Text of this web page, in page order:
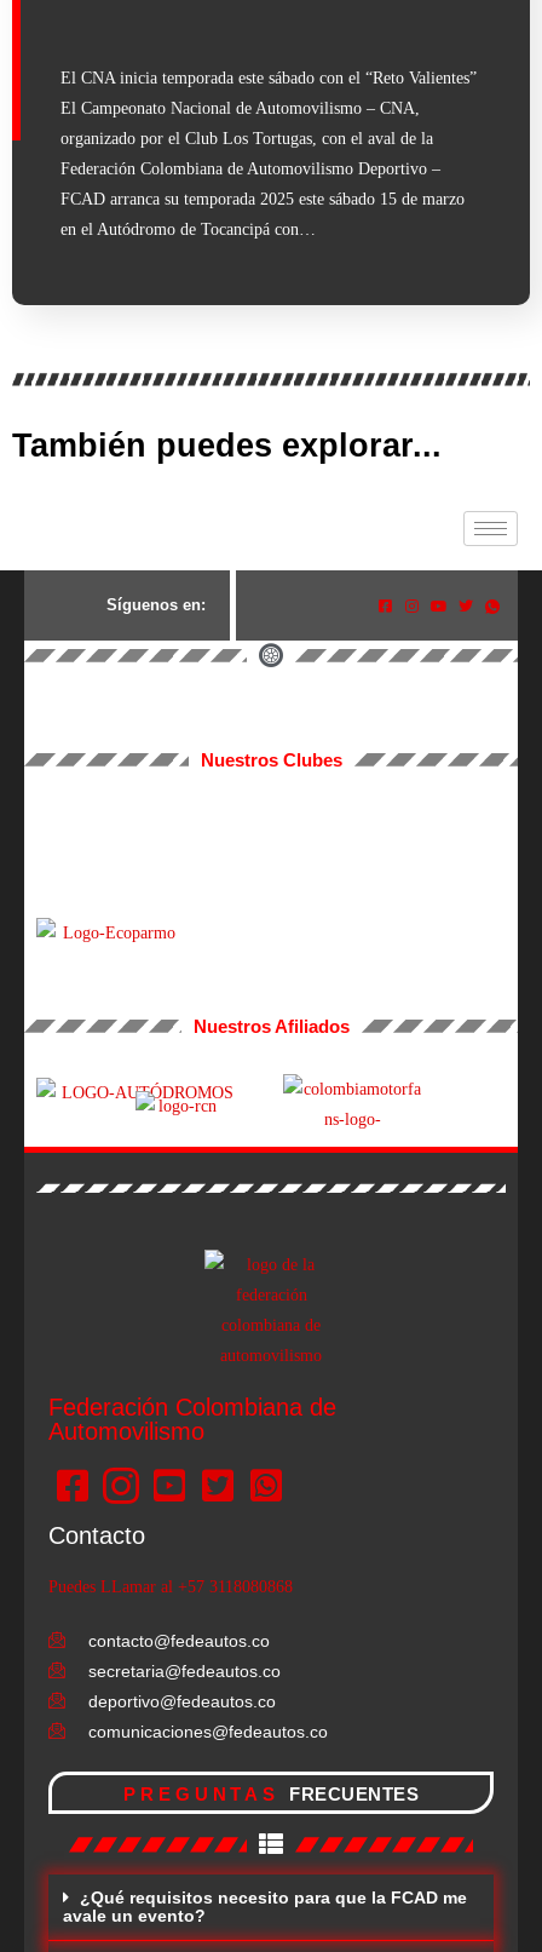
El CNA inicia temporada este sábado con el “Reto Valientes”
El Campeonato Nacional de Automovilismo – CNA,
organizado por el Club Los Tortugas, con el aval de la
Federación Colombiana de Automovilismo Deportivo –
FCAD arranca su temporada 2025 este sábado 15 de marzo
en el Autódromo de Tocancipá con…
También puedes explorar...
Síguenos en:
Nuestros Clubes
Nuestros Afiliados
Federación Colombiana de
Automovilismo
Contacto
Puedes LLamar al +57 3118080868
contacto@fedeautos.co
secretaria@fedeautos.co
deportivo@fedeautos.co
comunicaciones@fedeautos.co
PREGUNTAS FRECUENTES
¿Qué requisitos necesito para que la FCAD me
avale un evento?